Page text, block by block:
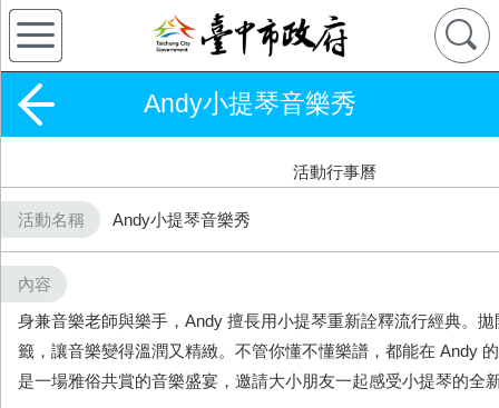
Andy小提琴音樂秀
活動行事曆
活動名稱 Andy小提琴音樂秀
內容
身兼音樂老師與樂手，Andy 擅長用小提琴重新詮釋流行經典。
籤，讓音樂變得溫潤又精緻。不管你懂不懂樂譜，都能在 Andy
是一場雅俗共賞的音樂盛宴，邀請大小朋友一起感受小提琴的全